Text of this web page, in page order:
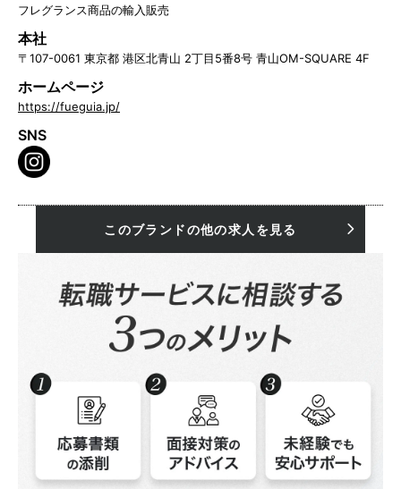
フレグランス商品の輸入販売
本社
〒107-0061 東京都 港区北青山 2丁目5番8号 青山OM-SQUARE 4F
ホームページ
https://fueguia.jp/
SNS
このブランドの他の求人を見る